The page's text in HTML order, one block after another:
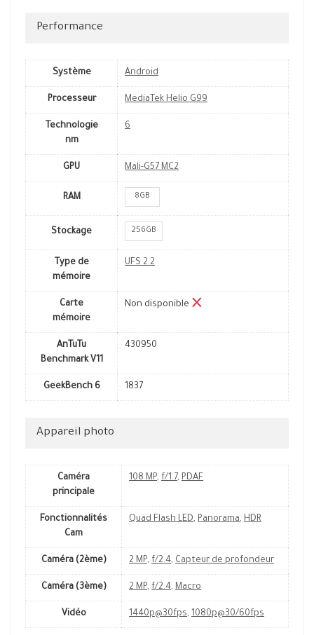
Performance
Système Android
Processeur MediaTek Helio G99
Technologie
nm
6
GPU Mali-G57 MC2
RAM 8GB
Stockage 256GB
Type de
mémoire
UFS 2.2
Carte
mémoire
Non disponible
AnTuTu
Benchmark V11
430950
GeekBench 6 1837
Appareil photo
Caméra
principale
108 MP, f/1.7, PDAF
Fonctionnalités
Cam
Quad Flash LED, Panorama, HDR
Caméra (2ème) 2 MP, f/2.4, Capteur de profondeur
Caméra (3ème) 2 MP, f/2.4, Macro
Vidéo 1440p@30fps, 1080p@30/60fps